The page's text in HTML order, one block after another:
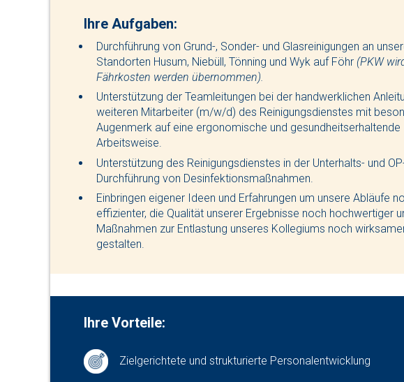
Ihre Aufgaben:
Durchführung von Grund-, Sonder- und Glasreinigungen an
Standorten Husum, Niebüll, Tönning und Wyk auf Föhr (PKW
Fährkosten werden übernommen).
Unterstützung der Teamleitungen bei der handwerklichen
weiteren Mitarbeiter (m/w/d) des Reinigungsdienstes mit
Augenmerk auf eine ergonomische und gesundheitserhaltende
Arbeitsweise.
Unterstützung des Reinigungsdienstes in der Unterhalts- und
Durchführung von Desinfektionsmaßnahmen.
Einbringen eigener Ideen und Erfahrungen um unsere Abläufe
effizienter, die Qualität unserer Ergebnisse noch hochwertiger
Maßnahmen zur Entlastung unseres Kollegiums noch
gestalten.
Ihre Vorteile:
Zielgerichtete und strukturierte Personalentwicklung